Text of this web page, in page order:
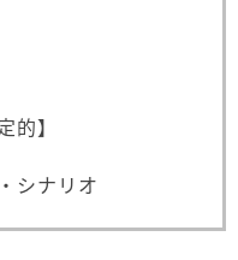
的】
シナリオ